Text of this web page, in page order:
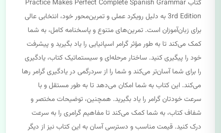
کتاب Practice Makes Perfect Complete Spanish Grammar
3rd Edition به دلیل رویکرد عملی و تمرین‌محور خود، انتخابی عالی
برای زبان‌آموزان است. تمرین‌های متنوع و پاسخنامه کامل، به شما
کمک می‌کند تا به طور مؤثر گرامر اسپانیایی را یاد بگیرید و پیشرفت
خود را پیگیری کنید. ساختار مرحله‌ای و سیستماتیک کتاب، یادگیری
را برای شما آسان‌تر می‌کند و شما را از سردرگمی در یادگیری گرامر رها
می‌کند. این کتاب به شما امکان می‌دهد تا به طور مستقل و با
سرعت خودتان گرامر را یاد بگیرید. همچنین، توضیحات مختصر و
شفاف کتاب، به شما کمک می‌کند تا مفاهیم گرامری را به سرعت
درک کنید. قیمت مناسب و دسترسی آسان به این کتاب نیز از دیگر